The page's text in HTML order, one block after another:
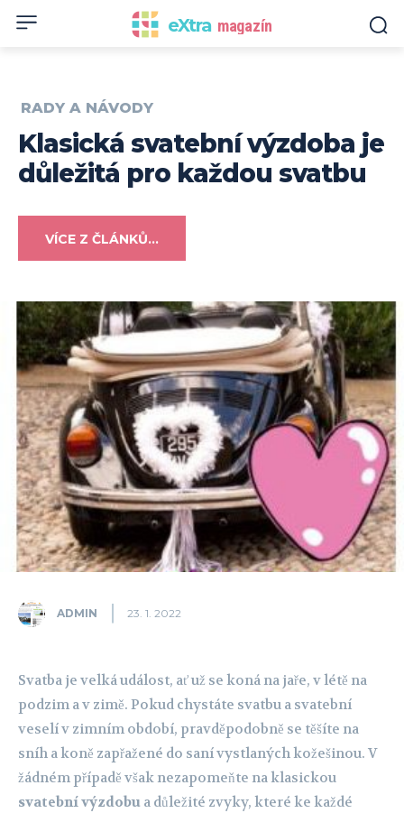
eXtra magazín
RADY A NÁVODY
Klasická svatební výzdoba je
důležitá pro každou svatbu
VÍCE Z ČLÁNKŮ...
ADMIN 23. 1. 2022
Svatba je velká událost, ať už se koná na jaře, v létě na
podzim a v zimě. Pokud chystáte svatbu a svatební
veselí v zimním období, pravděpodobně se těšíte na
sníh a koně zapřažené do saní vystlaných kožešinou. V
žádném případě však nezapomeňte na klasickou
svatební výzdobu a důležité zvyky, které ke každé